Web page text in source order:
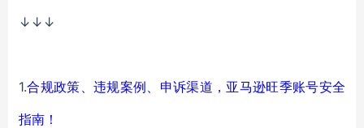
↓↓↓
1.合规政策、违规案例、申诉渠道，亚马逊旺季账号安全
指南！